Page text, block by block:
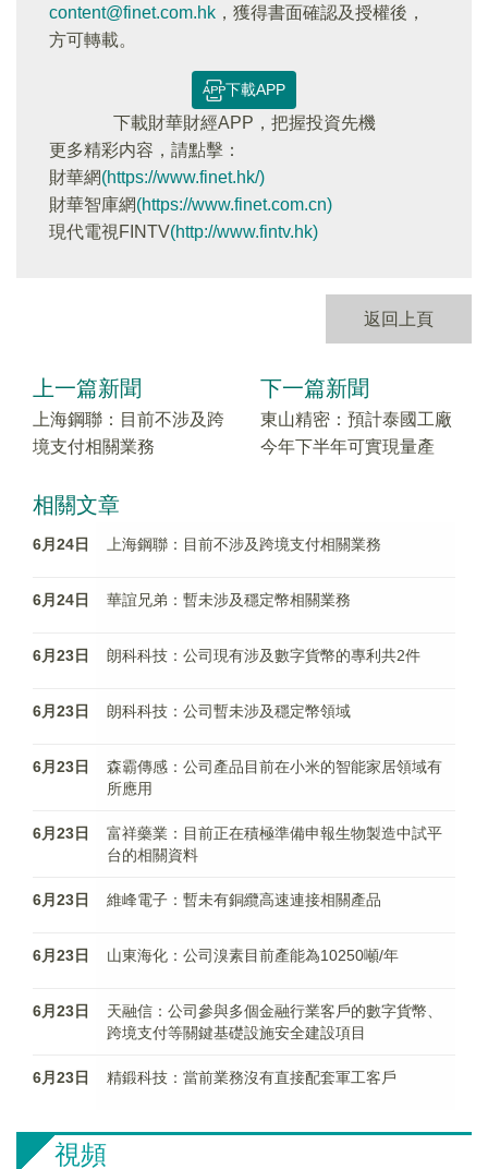
content@finet.com.hk ，獲得書面確認及授權後，
方可轉載。
下載APP
下載財華財經APP，把握投資先機
更多精彩内容，請點擊：
財華網(https://www.finet.hk/)
財華智庫網(https://www.finet.com.cn)
現代電視FINTV(http://www.fintv.hk)
返回上頁
上一篇新聞
上海鋼聯：目前不涉及跨
境支付相關業務
下一篇新聞
東山精密：預計泰國工廠
今年下半年可實現量產
相關文章
6月24日 上海鋼聯：目前不涉及跨境支付相關業務
6月24日 華誼兄弟：暫未涉及穩定幣相關業務
6月23日 朗科科技：公司現有涉及數字貨幣的專利共2件
6月23日 朗科科技：公司暫未涉及穩定幣領域
6月23日
森霸傳感：公司產品目前在小米的智能家居領域有
所應用
6月23日
富祥藥業：目前正在積極準備申報生物製造中試平
台的相關資料
6月23日 維峰電子：暫未有銅纜高速連接相關產品
6月23日 山東海化：公司溴素目前產能為10250噸/年
6月23日
天融信：公司參與多個金融行業客戶的數字貨幣、
跨境支付等關鍵基礎設施安全建設項目
6月23日 精鍛科技：當前業務沒有直接配套軍工客戶
視頻